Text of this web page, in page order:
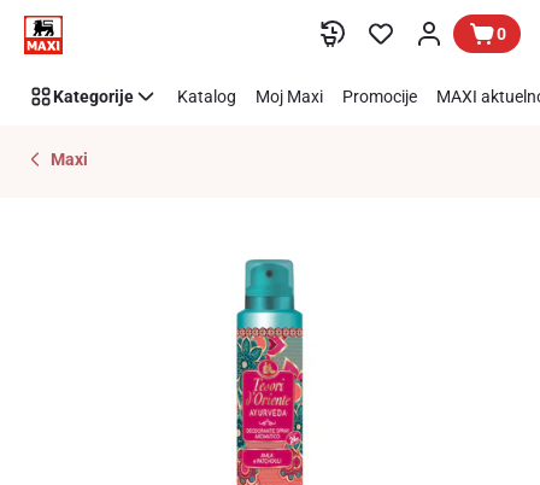
Preskoči link 0
Kategorije Katalog Moj Maxi Promocije MAXI
Maxi